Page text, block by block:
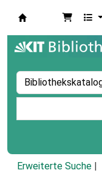
Erweiterte Suche